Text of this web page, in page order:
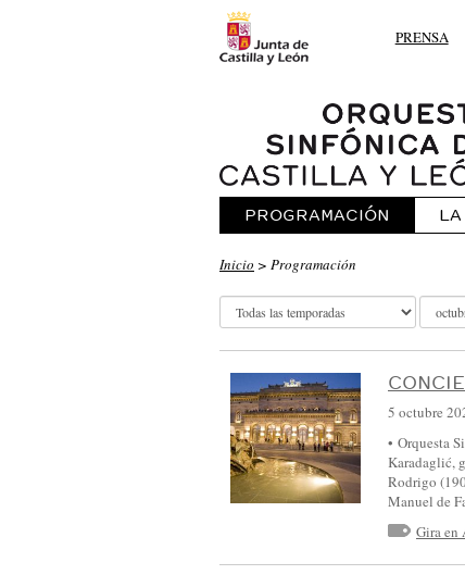
PRENSA
PROGRAMACIÓN
O
R
Q
U
E
S
T
A
S
N
Inicio > Programación
5 octubre
• Orquesta
Karadaglić,
Rodrigo
Manuel de
Gira en